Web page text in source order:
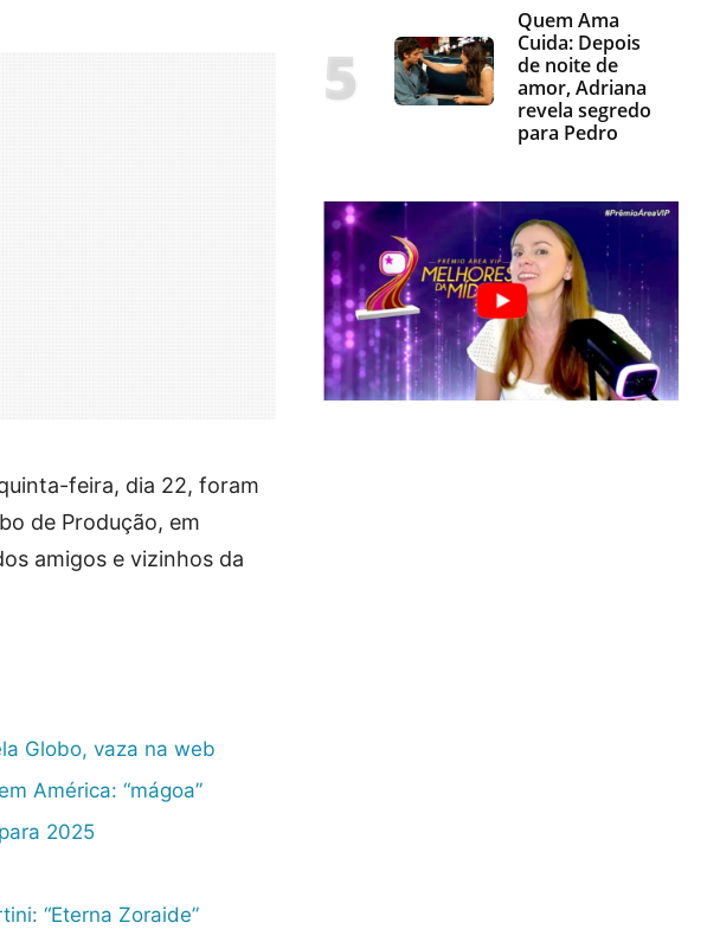
feira, dia 22, foram
de Produção, em
amigos e vizinhos da
Globo, vaza na web
América: “mágoa”
2025
“Eterna Zoraide”
Quem Ama
Cuida: Depois
de noite de
amor, Adriana
revela segredo
para Pedro